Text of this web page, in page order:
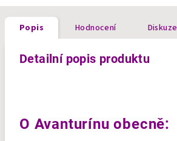
Popis Hodnocení Diskuze
Detailní popis produktu
O Avanturínu obecně: